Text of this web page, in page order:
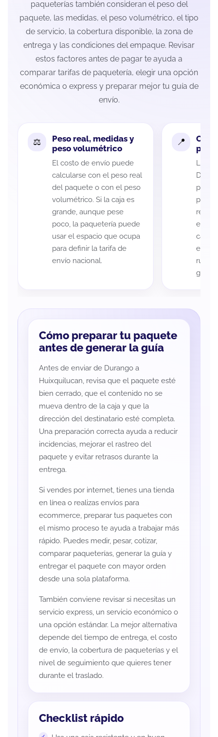
paqueterías también consideran el peso del
paquete, las medidas, el peso volumétrico, el tipo
de servicio, la cobertura disponible, la zona de
entrega y las condiciones del empaque. Revisar
estos factores antes de pagar te ayuda a
comparar tarifas de paquetería, elegir una opción
económica o express y preparar mejor tu guía de
envío.
Peso real, medidas y
peso volumétrico
El costo de envío puede
calcularse con el peso real
del paquete o con el peso
volumétrico. Si la caja es
grande, aunque pese
poco, la paquetería puede
usar el espacio que ocupa
para definir la tarifa de
envío nacional.
La
cada
es
ruta
guía
Cómo preparar tu paquete
antes de generar la guía
Antes de enviar de Durango a
Huixquilucan, revisa que el paquete esté
bien cerrado, que el contenido no se
mueva dentro de la caja y que la
dirección del destinatario esté completa.
Una preparación correcta ayuda a reducir
incidencias, mejorar el rastreo del
paquete y evitar retrasos durante la
entrega.
Si vendes por internet, tienes una tienda
en línea o realizas envíos para
ecommerce, preparar tus paquetes con
el mismo proceso te ayuda a trabajar más
rápido. Puedes medir, pesar, cotizar,
comparar paqueterías, generar la guía y
entregar el paquete con mayor orden
desde una sola plataforma.
También conviene revisar si necesitas un
servicio express, un servicio económico o
una opción estándar. La mejor alternativa
depende del tiempo de entrega, el costo
de envío, la cobertura de paqueterías y el
nivel de seguimiento que quieres tener
durante el traslado.
Checklist rápido